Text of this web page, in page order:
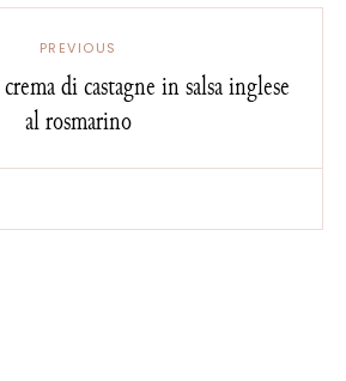
PREVIOUS
di castagne in salsa inglese
al rosmarino